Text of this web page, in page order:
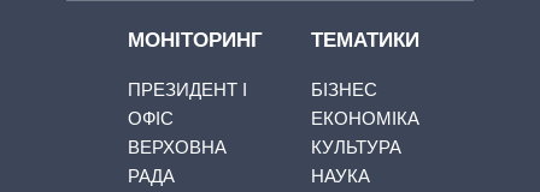
МОНІТОРИНГ
ПРЕЗИДЕНТ І
ОФІС
ВЕРХОВНА
РАДА
ТЕМАТИКИ
БІЗНЕС
ЕКОНОМІКА
КУЛЬТУРА
НАУКА